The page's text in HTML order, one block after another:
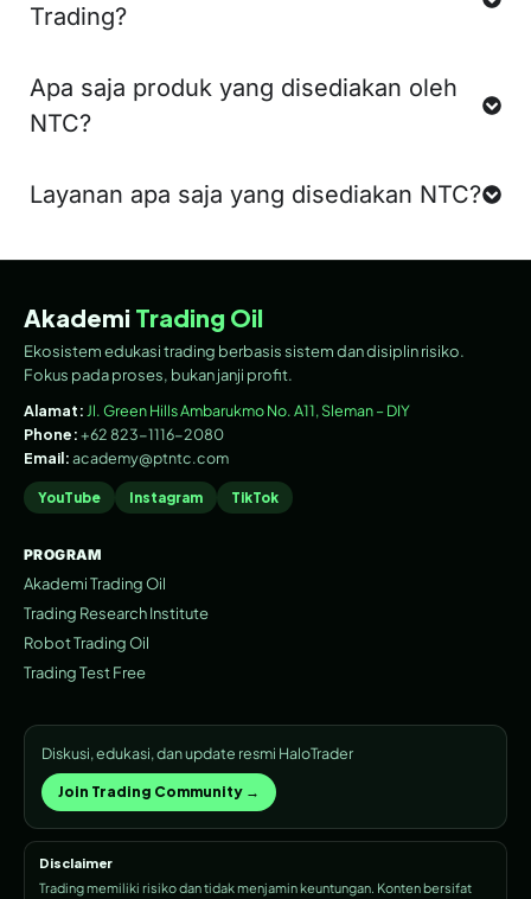
Trading?
Apa saja produk yang disediakan oleh
NTC?
Layanan apa saja yang disediakan NTC?
Akademi Trading Oil
Ekosistem edukasi trading berbasis sistem dan disiplin risiko.
Fokus pada proses, bukan janji profit.
Alamat:Jl. Green Hills Ambarukmo No. A11, Sleman – DIY
Phone:+62 823-1116-2080
Email:academy@ptntc.com
YouTube Instagram TikTok
PROGRAM
Akademi Trading Oil
Trading Research Institute
Robot Trading Oil
Trading Test Free
Diskusi, edukasi, dan update resmi HaloTrader
Join Trading Community →
Disclaimer
Trading memiliki risiko dan tidak menjamin keuntungan. Konten bersifat